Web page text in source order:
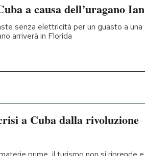
a causa dell’uragano Ian
senza elettricità per un guasto a una
arriverà in Florida
a Cuba dalla rivoluzione